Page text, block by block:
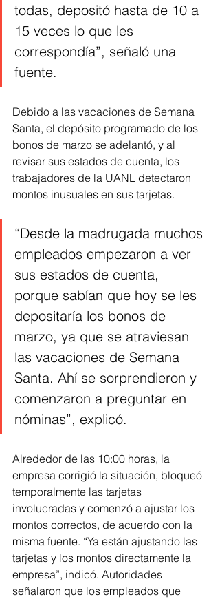
todas, depositó hasta de 10 a
15 veces lo que les
correspondía”, señaló una
fuente.
Debido a las vacaciones de Semana
Santa, el depósito programado de los
bonos de marzo se adelantó, y al
revisar sus estados de cuenta, los
trabajadores de la UANL detectaron
montos inusuales en sus tarjetas.
“Desde la madrugada muchos
empleados empezaron a ver
sus estados de cuenta,
porque sabían que hoy se les
depositaría los bonos de
marzo, ya que se atraviesan
las vacaciones de Semana
Santa. Ahí se sorprendieron y
comenzaron a preguntar en
nóminas”, explicó.
Alrededor de las 10:00 horas, la
empresa corrigió la situación, bloqueó
temporalmente las tarjetas
involucradas y comenzó a ajustar los
montos correctos, de acuerdo con la
misma fuente. “Ya están ajustando las
tarjetas y los montos directamente la
empresa”, indicó. Autoridades
señalaron que los empleados que